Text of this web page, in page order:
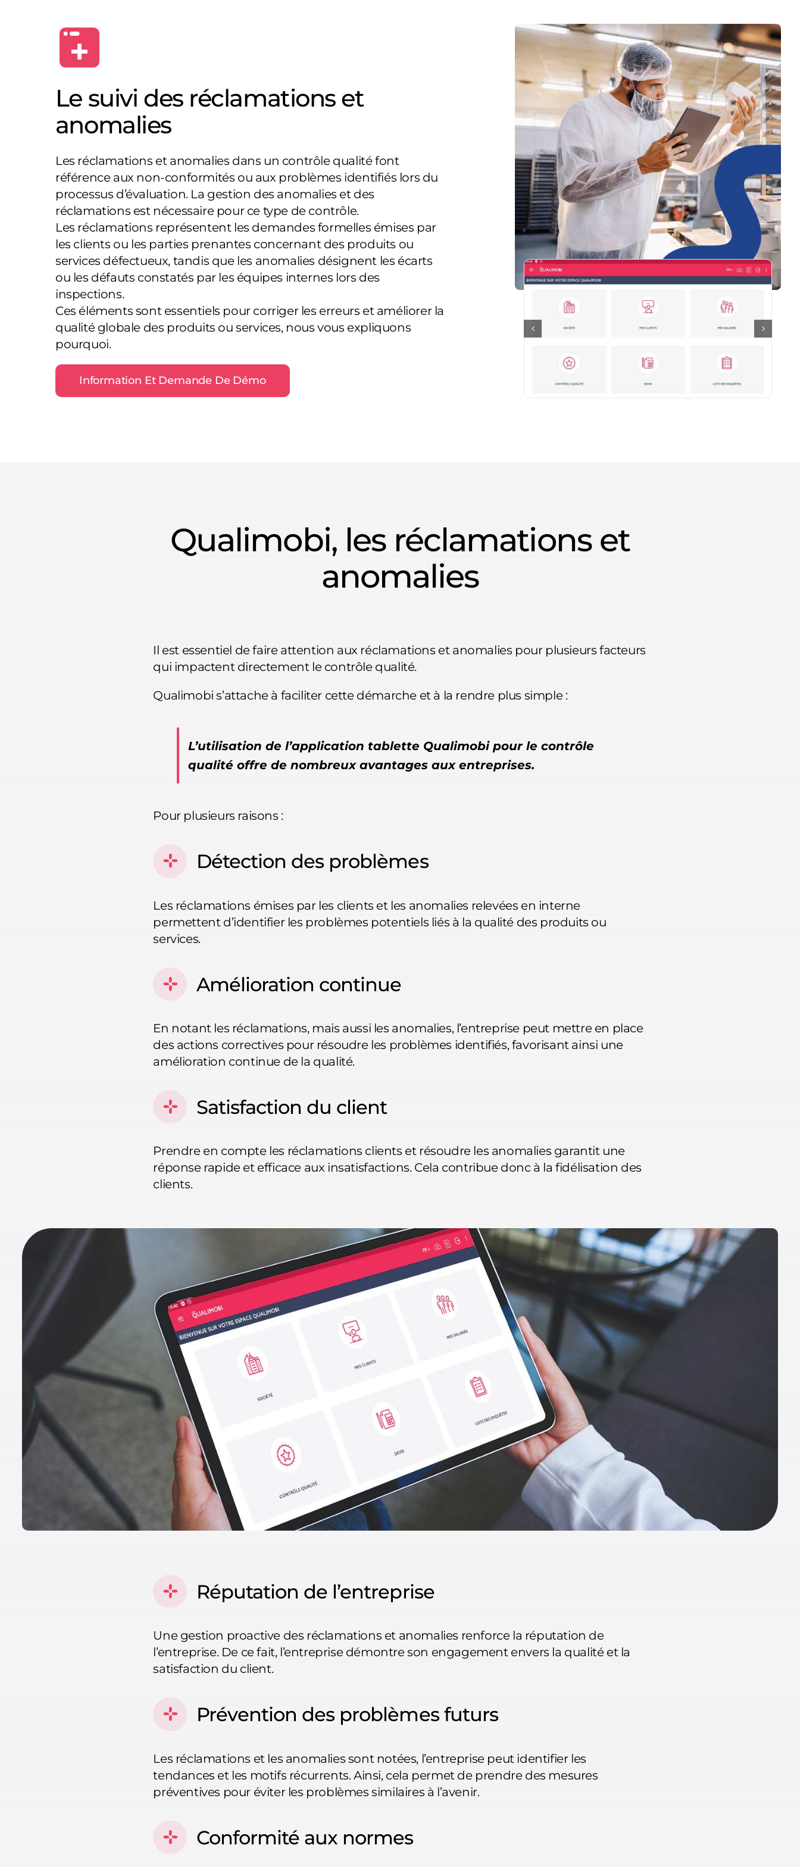
Le suivi des réclamations et
anomalies
Les réclamations et anomalies dans un contrôle qualité font
référence aux non-conformités ou aux problèmes identifiés lors du
processus d’évaluation. La gestion des anomalies et des
réclamations est nécessaire pour ce type de contrôle.
Les réclamations représentent les demandes formelles émises par
les clients ou les parties prenantes concernant des produits ou
services défectueux, tandis que les anomalies désignent les écarts
ou les défauts constatés par les équipes internes lors des
inspections.
Ces éléments sont essentiels pour corriger les erreurs et améliorer la
qualité globale des produits ou services, nous vous expliquons
pourquoi.
Information Et Demande De Démo
Qualimobi, les réclamations et
anomalies
Il est essentiel de faire attention aux réclamations et anomalies pour plusieurs facteurs
qui impactent directement le contrôle qualité.
Qualimobi s’attache à faciliter cette démarche et à la rendre plus simple :
L’utilisation de l’application tablette Qualimobi pour le contrôle
qualité offre de nombreux avantages aux entreprises.
Pour plusieurs raisons :
Détection des problèmes
Les réclamations émises par les clients et les anomalies relevées en interne
permettent d’identifier les problèmes potentiels liés à la qualité des produits ou
services.
Amélioration continue
En notant les réclamations, mais aussi les anomalies, l’entreprise peut mettre en place
des actions correctives pour résoudre les problèmes identifiés, favorisant ainsi une
amélioration continue de la qualité.
Satisfaction du client
Prendre en compte les réclamations clients et résoudre les anomalies garantit une
réponse rapide et efficace aux insatisfactions. Cela contribue donc à la fidélisation des
clients.
Réputation de l’entreprise
Une gestion proactive des réclamations et anomalies renforce la réputation de
l’entreprise. De ce fait, l’entreprise démontre son engagement envers la qualité et la
satisfaction du client.
Prévention des problèmes futurs
Les réclamations et les anomalies sont notées, l’entreprise peut identifier les
tendances et les motifs récurrents. Ainsi, cela permet de prendre des mesures
préventives pour éviter les problèmes similaires à l’avenir.
Conformité aux normes